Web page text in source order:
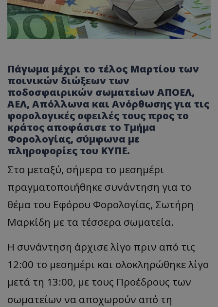
Πάγωμα μέχρι το τέλος Μαρτίου των
ποινικών διώξεων των
ποδοσφαιρικών σωματείων ΑΠΟΕΛ,
ΑΕΛ, Απόλλωνα και Ανόρθωσης για τις
φορολογικές οφειλές τους προς το
κράτος αποφάσισε το Τμήμα
Φορολογίας, σύμφωνα με
πληροφορίες του ΚΥΠΕ.
Στο μεταξύ, σήμερα το μεσημέρι
πραγματοποιήθηκε συνάντηση για το
θέμα του Εφόρου Φορολογίας, Σωτήρη
Μαρκίδη με τα τέσσερα σωματεία.
Η συνάντηση άρχισε λίγο πριν από τις
12:00 το μεσημέρι και ολοκληρώθηκε λίγο
μετά τη 13:00, με τους Προέδρους των
σωματείων να αποχωρούν από τη